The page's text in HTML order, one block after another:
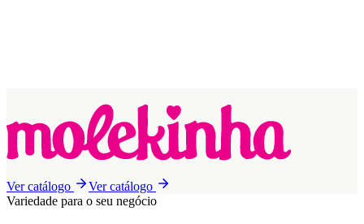
Ver catálogo
Ver catálogo
Variedade para o seu negócio